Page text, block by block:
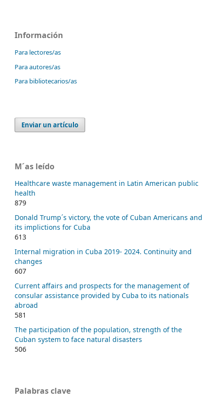
Información
Para lectores/as
Para autores/as
Para bibliotecarios/as
Enviar un artículo
M´as leído
Healthcare waste management in Latin American public
health
879
Donald Trump´s victory, the vote of Cuban Americans and
its implictions for Cuba
613
Internal migration in Cuba 2019- 2024. Continuity and
changes
607
Current affairs and prospects for the management of
consular assistance provided by Cuba to its nationals
abroad
581
The participation of the population, strength of the
Cuban system to face natural disasters
506
Palabras clave